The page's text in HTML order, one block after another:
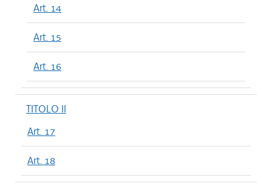
Art. 14
Art. 15
Art. 16
TITOLO II
Art. 17
Art. 18